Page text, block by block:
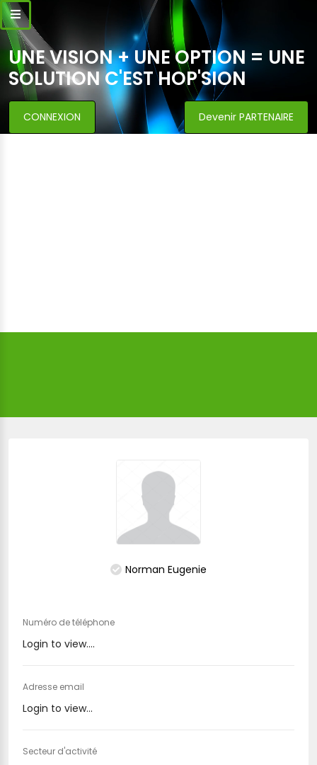
UNE VISION + UNE OPTION = UNE
SOLUTION C'EST HOP'SION
CONNEXION Devenir PARTENAIRE
Norman Eugenie
Numéro de téléphone
Login to view....
Adresse email
Login to view...
Secteur d'activité